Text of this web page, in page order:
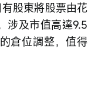
股東將股票由花
涉及市值高達9.5
倉位調整，值得